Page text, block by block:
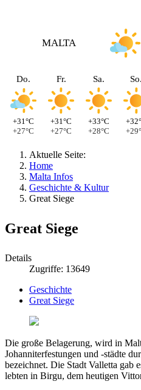
MALTA
Do.
+31°C
+27°C
Fr.
+31°C
+27°C
Sa.
+33°C
+28°C
So.
Aktuelle Seite:
Home
Malta Infos
Geschichte & Kultur
Great Siege
Great Siege
Details
Zugriffe: 13649
Geschichte
Great Siege
Die große Belagerung, wird in
Johanniterfestungen und -städte
bezeichnet. Die Stadt Valletta gab
lebten in Birgu, dem heutigen